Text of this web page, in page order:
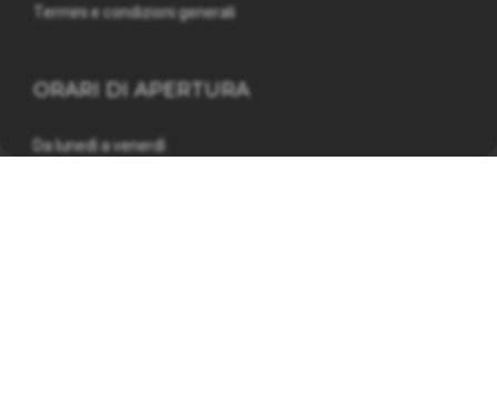
Termini e condizioni generali
ORARI DI APERTURA
Da lunedì a venerdì